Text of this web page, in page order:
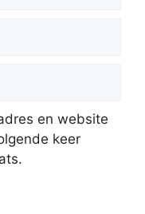
en website
keer